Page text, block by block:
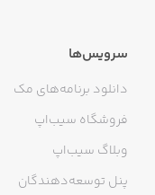
سرویس‌ها
دانلود برنامه‌های مک
فروشگاه سیب‌اپ
وبلاگ سیب‌اپ
پنل توسعه‌دهندگان